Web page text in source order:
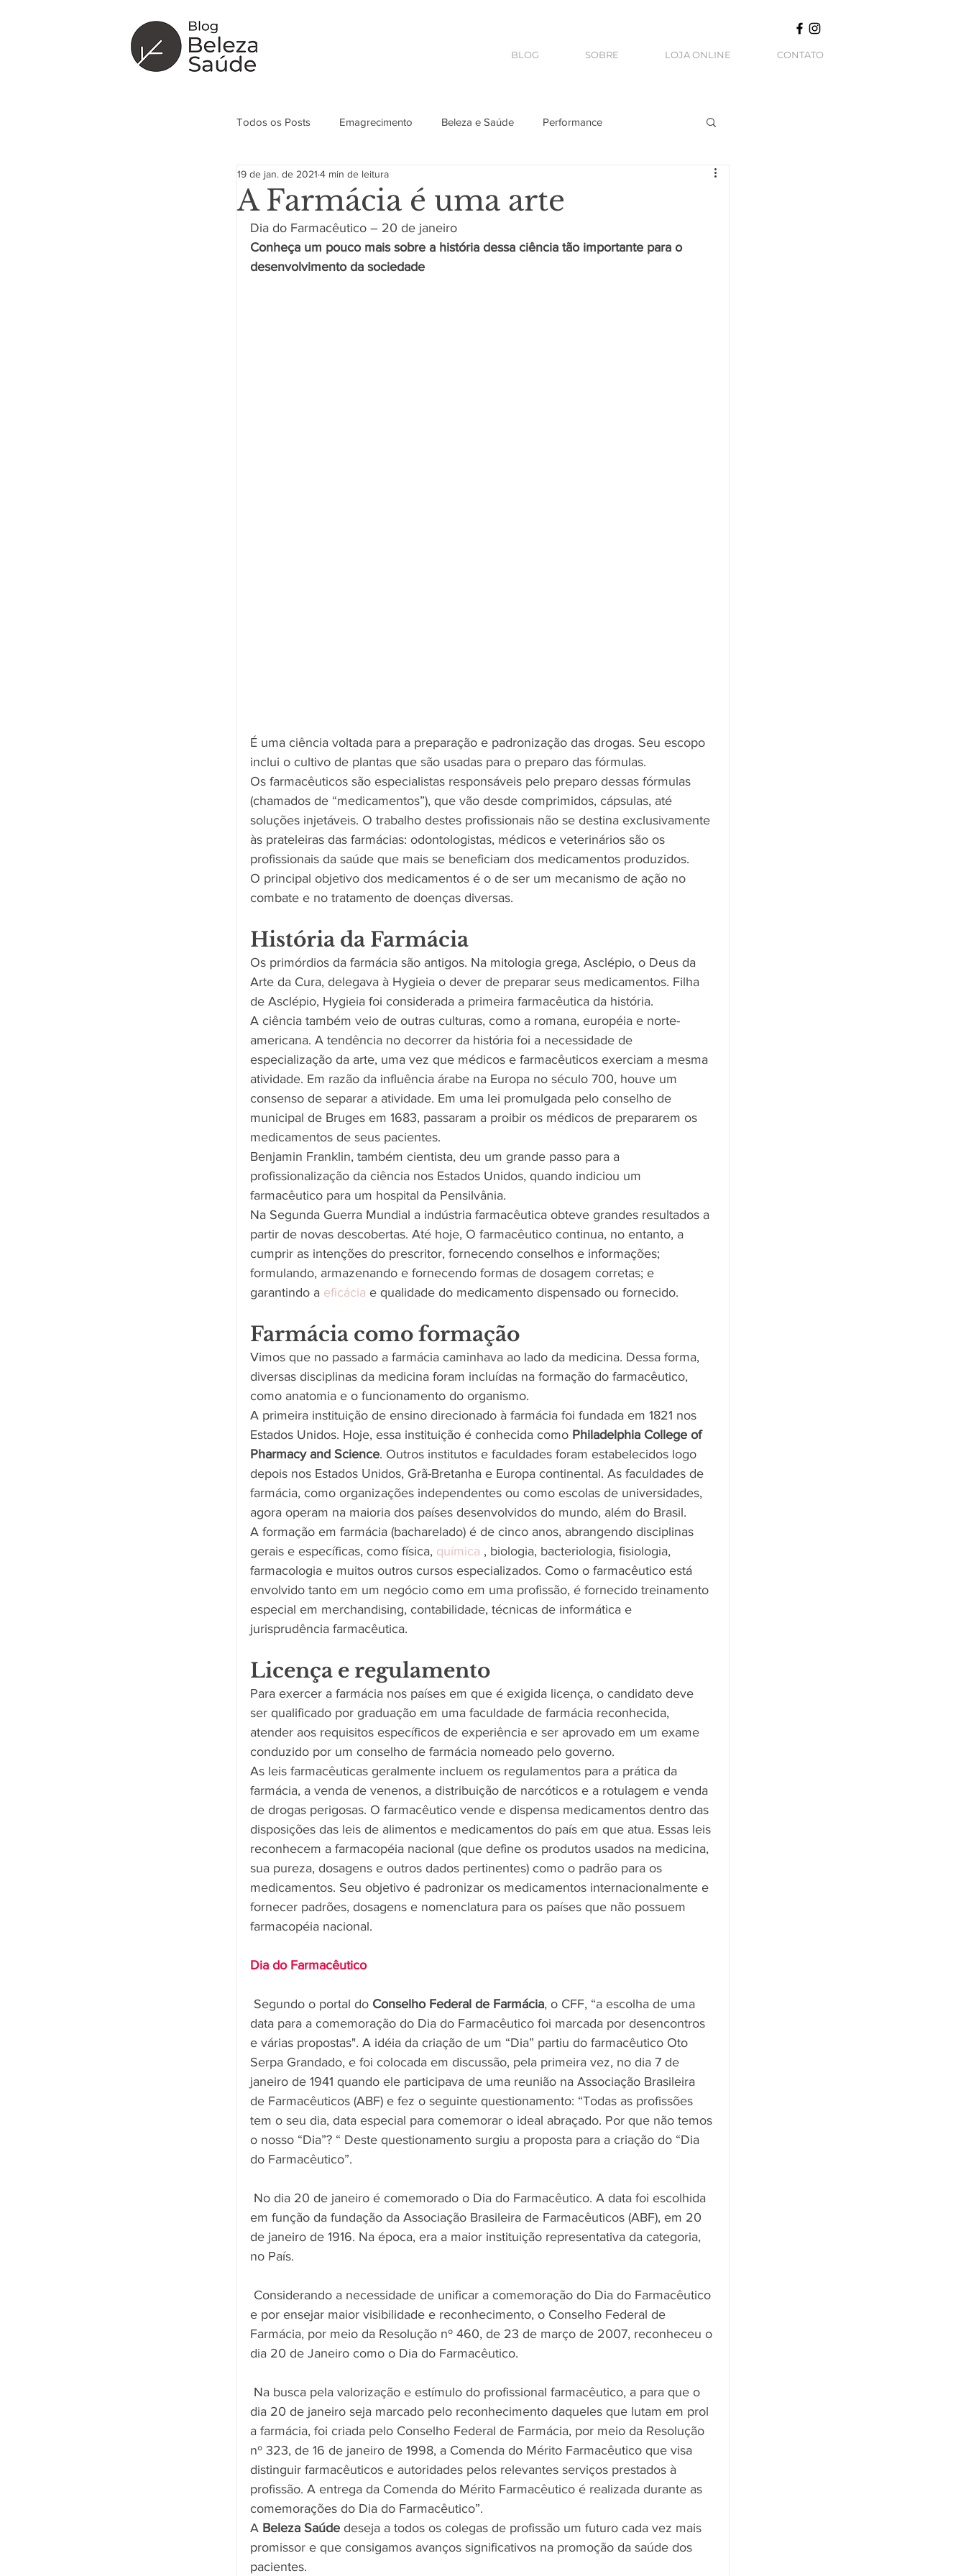
BLOG SOBRE LOJA ONLINE CONTATO
Todos os Posts Emagrecimento Beleza e Saúde Performance
Curiosidades Pet
A Farmácia é uma arte
19 de jan. de 2021 4 min de leitura
Dia do Farmacêutico – 20 de janeiro
Conheça um pouco mais sobre a história dessa ciência tão importante para o
desenvolvimento da sociedade
É uma ciência voltada para a preparação e padronização das drogas. Seu escopo
inclui o cultivo de plantas que são usadas para o preparo das fórmulas.
Os farmacêuticos são especialistas responsáveis pelo preparo dessas fórmulas
(chamados de “medicamentos”), que vão desde comprimidos, cápsulas, até
soluções injetáveis. O trabalho destes profissionais não se destina exclusivamente
às prateleiras das farmácias: odontologistas, médicos e veterinários são os
profissionais da saúde que mais se beneficiam dos medicamentos produzidos.
O principal objetivo dos medicamentos é o de ser um mecanismo de ação no
combate e no tratamento de doenças diversas.
História da Farmácia
Os primórdios da farmácia são antigos. Na mitologia grega, Asclépio, o Deus da
Arte da Cura, delegava à Hygieia o dever de preparar seus medicamentos. Filha
de Asclépio, Hygieia foi considerada a primeira farmacêutica da história.
A ciência também veio de outras culturas, como a romana, européia e norte-
americana. A tendência no decorrer da história foi a necessidade de
especialização da arte, uma vez que médicos e farmacêuticos exerciam a mesma
atividade. Em razão da influência árabe na Europa no século 700, houve um
consenso de separar a atividade. Em uma lei promulgada pelo conselho de
municipal de Bruges em 1683, passaram a proibir os médicos de prepararem os
medicamentos de seus pacientes.
Benjamin Franklin, também cientista, deu um grande passo para a
profissionalização da ciência nos Estados Unidos, quando indiciou um
farmacêutico para um hospital da Pensilvânia.
Na Segunda Guerra Mundial a indústria farmacêutica obteve grandes resultados a
partir de novas descobertas. Até hoje, O farmacêutico continua, no entanto, a
cumprir as intenções do prescritor, fornecendo conselhos e informações;
formulando, armazenando e fornecendo formas de dosagem corretas; e
garantindo a eficácia e qualidade do medicamento dispensado ou fornecido.
Farmácia como formação
Vimos que no passado a farmácia caminhava ao lado da medicina. Dessa forma,
diversas disciplinas da medicina foram incluídas na formação do farmacêutico,
como anatomia e o funcionamento do organismo.
A primeira instituição de ensino direcionado à farmácia foi fundada em 1821 nos
Estados Unidos. Hoje, essa instituição é conhecida como Philadelphia College of
Pharmacy and Science. Outros institutos e faculdades foram estabelecidos logo
depois nos Estados Unidos, Grã-Bretanha e Europa continental. As faculdades de
farmácia, como organizações independentes ou como escolas de universidades,
agora operam na maioria dos países desenvolvidos do mundo, além do Brasil.
A formação em farmácia (bacharelado) é de cinco anos, abrangendo disciplinas
gerais e específicas, como física, química , biologia, bacteriologia, fisiologia,
farmacologia e muitos outros cursos especializados. Como o farmacêutico está
envolvido tanto em um negócio como em uma profissão, é fornecido treinamento
especial em merchandising, contabilidade, técnicas de informática e
jurisprudência farmacêutica.
Licença e regulamento
Para exercer a farmácia nos países em que é exigida licença, o candidato deve
ser qualificado por graduação em uma faculdade de farmácia reconhecida,
atender aos requisitos específicos de experiência e ser aprovado em um exame
conduzido por um conselho de farmácia nomeado pelo governo.
As leis farmacêuticas geralmente incluem os regulamentos para a prática da
farmácia, a venda de venenos, a distribuição de narcóticos e a rotulagem e venda
de drogas perigosas. O farmacêutico vende e dispensa medicamentos dentro das
disposições das leis de alimentos e medicamentos do país em que atua. Essas leis
reconhecem a farmacopéia nacional (que define os produtos usados ​​na medicina,
sua pureza, dosagens e outros dados pertinentes) como o padrão para os
medicamentos. Seu objetivo é padronizar os medicamentos internacionalmente e
fornecer padrões, dosagens e nomenclatura para os países que não possuem
farmacopéia nacional.
Dia do Farmacêutico
Segundo o portal do Conselho Federal de Farmácia, o CFF, “a escolha de uma
data para a comemoração do Dia do Farmacêutico foi marcada por desencontros
e várias propostas". A idéia da criação de um “Dia” partiu do farmacêutico Oto
Serpa Grandado, e foi colocada em discussão, pela primeira vez, no dia 7 de
janeiro de 1941 quando ele participava de uma reunião na Associação Brasileira
de Farmacêuticos (ABF) e fez o seguinte questionamento: “Todas as profissões
tem o seu dia, data especial para comemorar o ideal abraçado. Por que não temos
o nosso “Dia”? “ Deste questionamento surgiu a proposta para a criação do “Dia
do Farmacêutico”.
em função da fundação da Associação Brasileira de Farmacêuticos (ABF), em 20
de janeiro de 1916. Na época, era a maior instituição representativa da categoria,
no País.
e por ensejar maior visibilidade e reconhecimento, o Conselho Federal de
Farmácia, por meio da Resolução nº 460, de 23 de março de 2007, reconheceu o
dia 20 de Janeiro como o Dia do Farmacêutico.
dia 20 de janeiro seja marcado pelo reconhecimento daqueles que lutam em prol
a farmácia, foi criada pelo Conselho Federal de Farmácia, por meio da Resolução
nº 323, de 16 de janeiro de 1998, a Comenda do Mérito Farmacêutico que visa
distinguir farmacêuticos e autoridades pelos relevantes serviços prestados à
profissão. A entrega da Comenda do Mérito Farmacêutico é realizada durante as
comemorações do Dia do Farmacêutico”.
A Beleza Saúde deseja a todos os colegas de profissão um futuro cada vez mais
promissor e que consigamos avanços significativos na promoção da saúde dos
pacientes.